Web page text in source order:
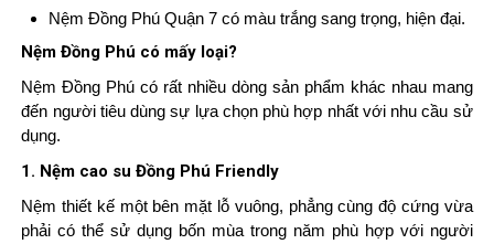
Nệm Đồng Phú Quận 7 có màu trắng sang trọng, hiện đại.
Nệm Đồng Phú có mấy loại?
Nệm Đồng Phú có rất nhiều dòng sản phẩm khác nhau mang
đến người tiêu dùng sự lựa chọn phù hợp nhất với nhu cầu sử
dụng.
1. Nệm cao su Đồng Phú Friendly
Nệm thiết kế một bên mặt lỗ vuông, phẳng cùng độ cứng vừa
phải có thể sử dụng bốn mùa trong năm phù hợp với người